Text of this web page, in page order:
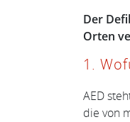
Der
Orten
1.
AED
die von